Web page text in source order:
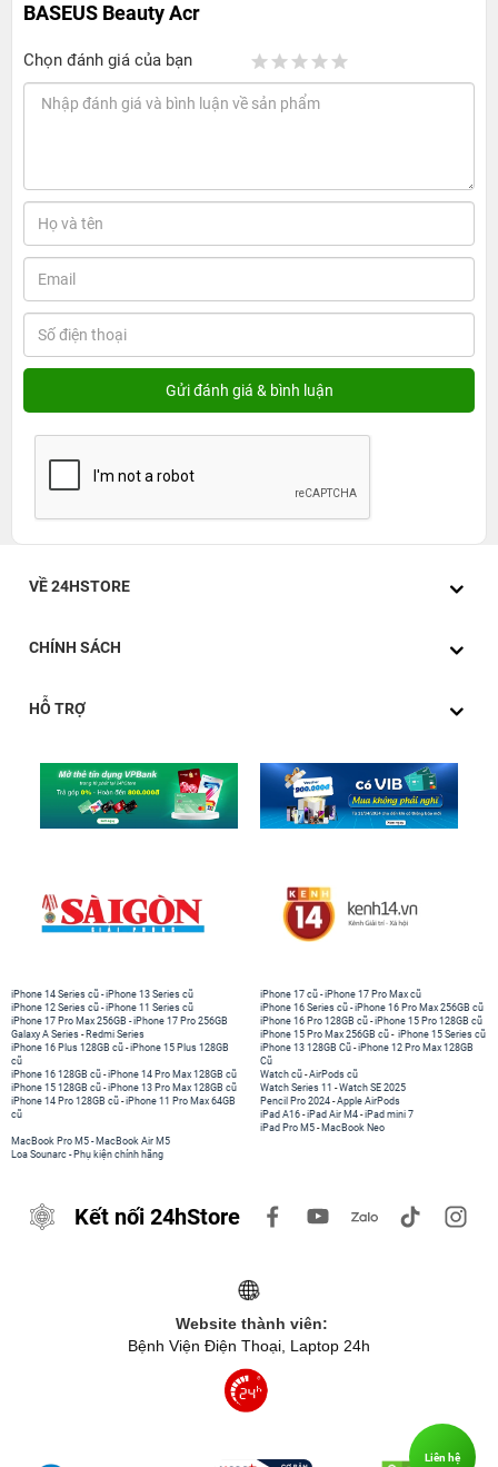
BASEUS Beauty Acr
Chọn đánh giá của bạn
VỀ 24HSTORE
CHÍNH SÁCH
HỖ TRỢ
iPhone 14 Series cũ -iPhone 13 Series cũ
iPhone 12 Series cũ -iPhone 11 Series cũ
iPhone 17 Pro Max 256GB -iPhone 17 Pro 256GB
Galaxy A Series - Redmi Series
iPhone 17 cũ -iPhone 17 Pro Max cũ
iPhone 16 Series cũ - iPhone 16 Pro Max 256GB cũ
iPhone 16 Pro 128GB cũ -iPhone 15 Pro 128GB cũ
iPhone 15 Pro Max 256GB cũ - iPhone 15 Series cũ
iPhone 16 Plus 128GB cũ -iPhone 15 Plus 128GB
cũ
iPhone 16 128GB cũ -iPhone 14 Pro Max 128GB cũ
iPhone 15 128GB cũ -iPhone 13 Pro Max 128GB cũ
iPhone 14 Pro 128GB cũ -iPhone 11 Pro Max 64GB
cũ
iPhone 13 128GB Cũ -iPhone 12 Pro Max 128GB
Cũ
Watch cũ -AirPods cũ
Watch Series 11 -Watch SE 2025
Pencil Pro 2024 -Apple AirPods
iPad A16 -iPad Air M4 -iPad mini 7
iPad Pro M5 - MacBook Neo
MacBook Pro M5 - MacBook Air M5
Loa Sounarc - Phụ kiện chính hãng
Kết nối 24hStore
Website thành viên:
Bệnh Viện Điện Thoại, Laptop 24h
Liên hệ